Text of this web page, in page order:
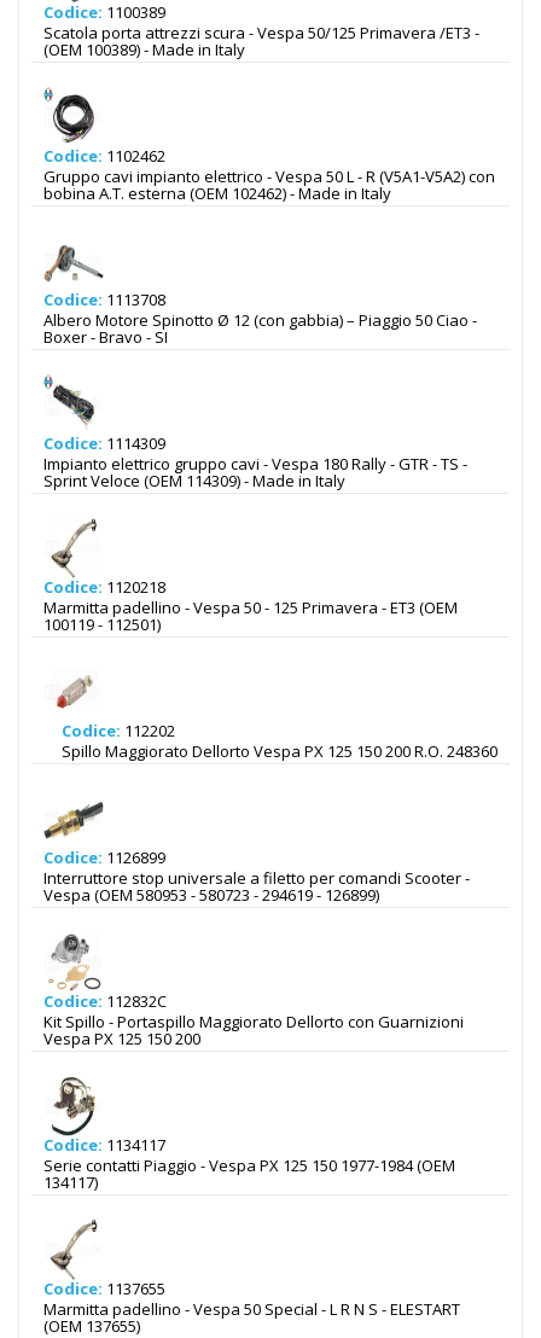
Codice: 1100389
Scatola porta attrezzi scura - Vespa 50/125 Primavera /ET3 -
(OEM 100389) - Made in Italy
Codice: 1102462
Gruppo cavi impianto elettrico - Vespa 50 L - R (V5A1-V5A2) con
bobina A.T. esterna (OEM 102462) - Made in Italy
Codice: 1113708
Albero Motore Spinotto Ø 12 (con gabbia) – Piaggio 50 Ciao -
Boxer - Bravo - SI
Codice: 1114309
Impianto elettrico gruppo cavi - Vespa 180 Rally - GTR - TS -
Sprint Veloce (OEM 114309) - Made in Italy
Codice: 1120218
Marmitta padellino - Vespa 50 - 125 Primavera - ET3 (OEM
100119 - 112501)
Codice: 112202
Spillo Maggiorato Dellorto Vespa PX 125 150 200 R.O. 248360
Codice: 1126899
Interruttore stop universale a filetto per comandi Scooter -
Vespa (OEM 580953 - 580723 - 294619 - 126899)
Codice: 112832C
Kit Spillo - Portaspillo Maggiorato Dellorto con Guarnizioni
Vespa PX 125 150 200
Codice: 1134117
Serie contatti Piaggio - Vespa PX 125 150 1977-1984 (OEM
134117)
Codice: 1137655
Marmitta padellino - Vespa 50 Special - L R N S - ELESTART
(OEM 137655)